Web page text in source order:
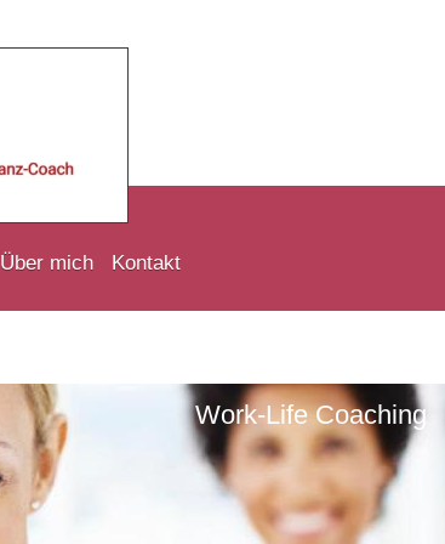
Über mich Kontakt
Work-Life Coaching